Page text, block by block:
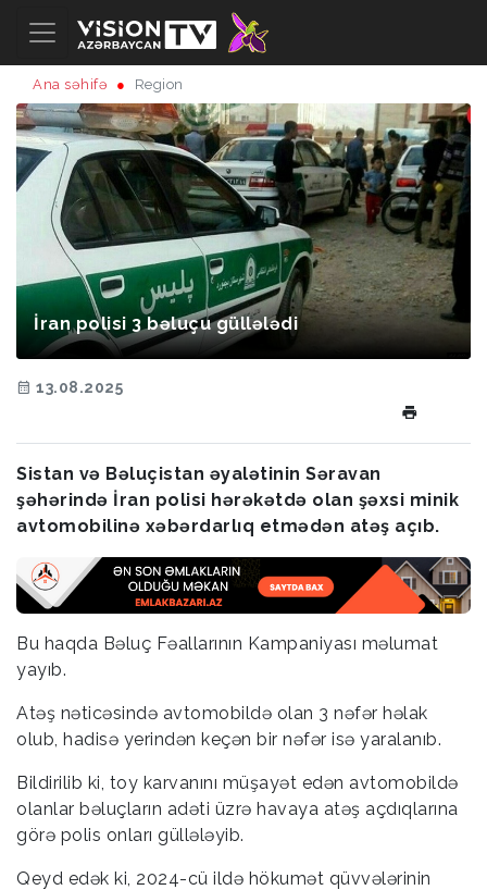
Ana səhifə Region
İran polisi 3 bəluçu güllələdi
13.08.2025
Sistan və Bəluçistan əyalətinin Səravan
şəhərində İran polisi hərəkətdə olan şəxsi minik
avtomobilinə xəbərdarlıq etmədən atəş açıb.
Bu haqda Bəluç Fəallarının Kampaniyası məlumat
yayıb.
Atəş nəticəsində avtomobildə olan 3 nəfər həlak
olub, hadisə yerindən keçən bir nəfər isə yaralanıb.
Bildirilib ki, toy karvanını müşayət edən avtomobildə
olanlar bəluçların adəti üzrə havaya atəş açdıqlarına
görə polis onları güllələyib.
Qeyd edək ki, 2024-cü ildə hökumət qüvvələrinin